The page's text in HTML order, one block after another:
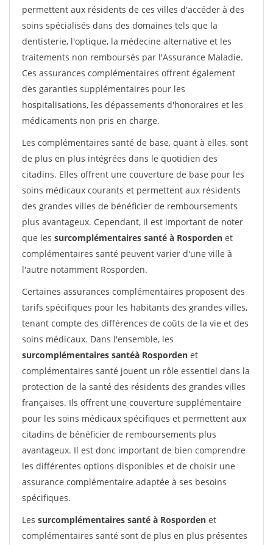
permettent aux résidents de ces villes d'accéder à des
soins spécialisés dans des domaines tels que la
dentisterie, l'optique, la médecine alternative et les
traitements non remboursés par l'Assurance Maladie.
Ces assurances complémentaires offrent également
des garanties supplémentaires pour les
hospitalisations, les dépassements d'honoraires et les
médicaments non pris en charge.
Les complémentaires santé de base, quant à elles, sont
de plus en plus intégrées dans le quotidien des
citadins. Elles offrent une couverture de base pour les
soins médicaux courants et permettent aux résidents
des grandes villes de bénéficier de remboursements
plus avantageux. Cependant, il est important de noter
que les surcomplémentaires santé à Rosporden et
complémentaires santé peuvent varier d'une ville à
l'autre notamment Rosporden.
Certaines assurances complémentaires proposent des
tarifs spécifiques pour les habitants des grandes villes,
tenant compte des différences de coûts de la vie et des
soins médicaux. Dans l'ensemble, les
surcomplémentaires santéà Rosporden et
complémentaires santé jouent un rôle essentiel dans la
protection de la santé des résidents des grandes villes
françaises. Ils offrent une couverture supplémentaire
pour les soins médicaux spécifiques et permettent aux
citadins de bénéficier de remboursements plus
avantageux. Il est donc important de bien comprendre
les différentes options disponibles et de choisir une
assurance complémentaire adaptée à ses besoins
spécifiques.
Les surcomplémentaires santé à Rosporden et
complémentaires santé sont de plus en plus présentes